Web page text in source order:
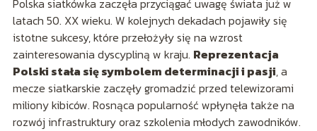
Polska siatkówka zaczęła przyciągać uwagę świata już w
latach 50. XX wieku. W kolejnych dekadach pojawiły się
istotne sukcesy, które przełożyły się na wzrost
zainteresowania dyscypliną w kraju. Reprezentacja
Polski stała się symbolem determinacji i pasji, a
mecze siatkarskie zaczęły gromadzić przed telewizorami
miliony kibiców. Rosnąca popularność wpłynęła także na
rozwój infrastruktury oraz szkolenia młodych zawodników.